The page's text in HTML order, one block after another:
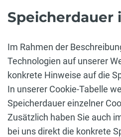
Speicherdauer
Im Rahmen der
Technologien auf unserer
konkrete Hinweise auf die
In unserer Cookie-Tabelle
Speicherdauer einzelner
Zusätzlich haben Sie auch
bei uns direkt die konkrete